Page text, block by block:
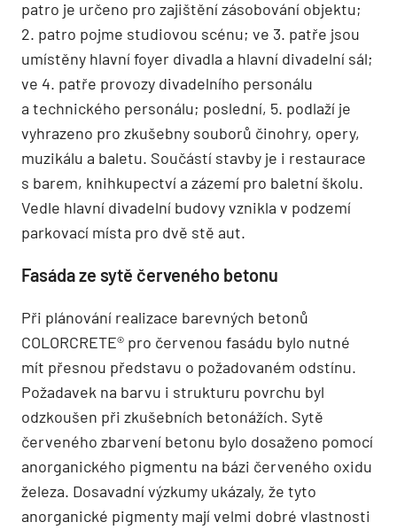
patro je určeno pro zajištění zásobování objektu;
2. patro pojme studiovou scénu; ve 3. patře jsou
umístěny hlavní foyer divadla a hlavní divadelní sál;
ve 4. patře provozy divadelního personálu
a technického personálu; poslední, 5. podlaží je
vyhrazeno pro zkušebny souborů činohry, opery,
muzikálu a baletu. Součástí stavby je i restaurace
s barem, knihkupectví a zázemí pro baletní školu.
Vedle hlavní divadelní budovy vznikla v podzemí
parkovací místa pro dvě stě aut.
Fasáda ze sytě červeného betonu
Při plánování realizace barevných betonů
COLORCRETE® pro červenou fasádu bylo nutné
mít přesnou představu o požadovaném odstínu.
Požadavek na barvu i strukturu povrchu byl
odzkoušen při zkušebních betonážích. Sytě
červeného zbarvení betonu bylo dosaženo pomocí
anorganického pigmentu na bázi červeného oxidu
železa. Dosavadní výzkumy ukázaly, že tyto
anorganické pigmenty mají velmi dobré vlastnosti